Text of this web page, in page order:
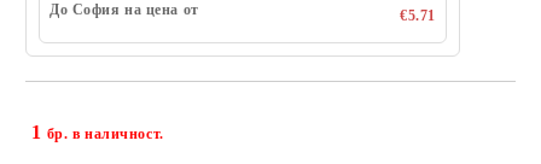
До София на цена от
€5.71
1 бр. в наличност.